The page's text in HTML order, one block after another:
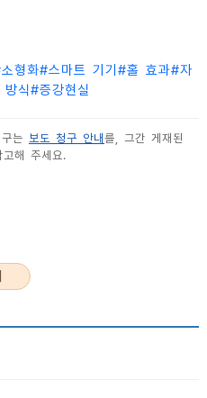
소형화#스마트 기기 #홀 효과#자
방식#증강현실
는 보도 청구 안내 를, 그간 게재된
고해 주세요.